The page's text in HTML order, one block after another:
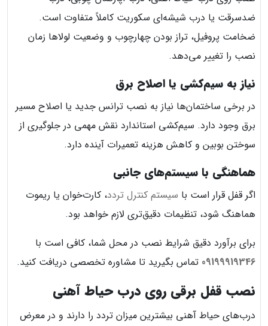
ضدسرقت یا درب شیشه‌ای سکوریت کاملاً متفاوت است.
ضخامت پروفیل، تراز بودن چهارچوب و وضعیت لولاها زمان
نصب را تغییر می‌دهد.
نیاز به سیم‌کشی یا اصلاح برق
در برخی ساختمان‌ها نیاز به نصب ترانس جدید یا اصلاح مسیر
برق وجود دارد. سیم‌کشی استاندارد نقش مهمی در جلوگیری از
سوختن بوبین و کاهش هزینه تعمیرات آینده دارد.
هماهنگی با سیستم‌های جانبی
اگر قفل قرار است با سیستم کنترل تردد، کارت‌خوان یا ریموت
هماهنگ شود، تنظیمات دقیق‌تری لازم خواهد بود.
برای برآورد دقیق شرایط نصب در محل شما، کافی است با
09199919346 تماس بگیرید تا مشاوره تخصصی دریافت کنید.
نصب قفل برقی روی درب حیاط آهنی
درب‌های حیاط آهنی بیشترین میزان تردد را دارند و در معرض